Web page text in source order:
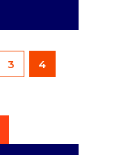
<
PAGE
3 PAGE
4